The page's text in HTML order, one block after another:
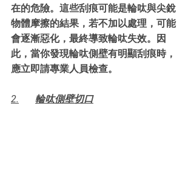
在的危險。這些刮痕可能是輪呔與尖銳
物體摩擦的結果，若不加以處理，可能
會逐漸惡化，最終導致輪呔失效。因
此，當你發現輪呔側壁有明顯刮痕時，
應立即請專業人員檢查。
2.	輪呔側壁切口